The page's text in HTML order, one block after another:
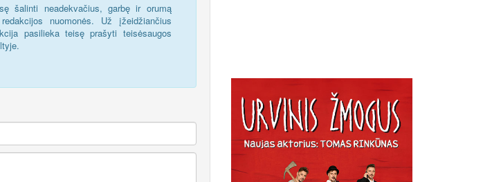
šalinti neadekvačius, garbę ir orumą
nuomonės. Už įžeidžiančius
pasilieka teisę prašyti teisėsaugos